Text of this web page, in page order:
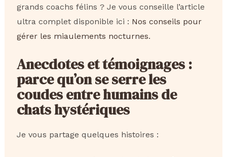
grands coachs félins ? Je vous conseille l’article
ultra complet disponible ici : Nos conseils pour
gérer les miaulements nocturnes.
Anecdotes et témoignages :
parce qu’on se serre les
coudes entre humains de
chats hystériques
Je vous partage quelques histoires :